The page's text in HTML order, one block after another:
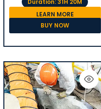
Duration: 31H 20M
LEARN MORE
BUY NOW